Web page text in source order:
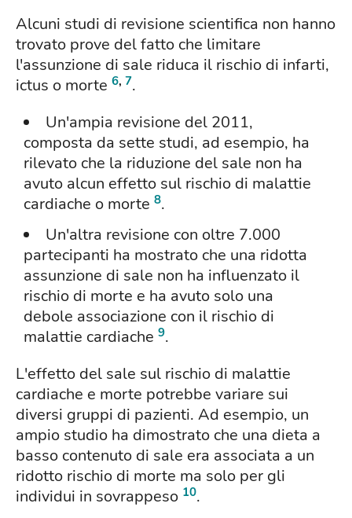
Alcuni studi di revisione scientifica non hanno
trovato prove del fatto che limitare
l'assunzione di sale riduca il rischio di infarti,
ictus o morte 6, 7.
Un'ampia revisione del 2011,
composta da sette studi, ad esempio, ha
rilevato che la riduzione del sale non ha
avuto alcun effetto sul rischio di malattie
cardiache o morte 8.
Un'altra revisione con oltre 7.000
partecipanti ha mostrato che una ridotta
assunzione di sale non ha influenzato il
rischio di morte e ha avuto solo una
debole associazione con il rischio di
malattie cardiache 9.
L'effetto del sale sul rischio di malattie
cardiache e morte potrebbe variare sui
diversi gruppi di pazienti. Ad esempio, un
ampio studio ha dimostrato che una dieta a
basso contenuto di sale era associata a un
ridotto rischio di morte ma solo per gli
individui in sovrappeso 10.